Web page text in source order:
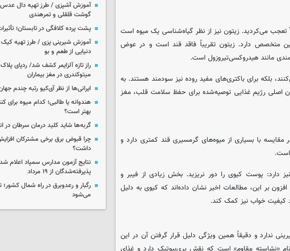
تعجب می‌کردید. زیتون نیز از نظر گیاه‌شناسی یک میوه است
متخصص دارد. زیتون تقریباً فاقد قند است و در عوض
مانند هیدروکسی‌تیروزول است.
بلکه برای باکتری‌های مفید روده نیز سودمند هستند. به
اصلی رژیم غذایی توصیه‌شده برای حفظ سلامت قلب، مغز
با بسیاری از میوه‌های گرمسیری قند کمتری دارد و
است.
پوست کیوی را دور نریزید. بخش زیادی از فیبر و
بر این، مطالعات اخیر نشان داده‌اند که کیوی به دلیل
کیفیت خواب نیز کمک کند.
ندارد و دقیقاً همین ویژگی دلیل قرار گرفتن آن در این
آموزش آشپزی / طرز تهیه دال عدس
گوشت قلقلی و تمرهندی
پشت پرده کلافگی در تابستان؛
آموزش شیرینی پزی / طرز تهیه کیک
دنیایی از طعم و بو
راز تازه آلزایمر کشف شد/ ردپای
میتوکندری در مغز بیماران
ایرانی‌ها از نظر آی‌کیو رتبه چندم
هندوانه یا طالبی؛ کدام‌ میوه برای
بهتر است؟
گربه‌ها شاید کلید درمان سرطان در
چرا قبوض برق برخی مشترکان
داشت؟
نتایج آزمون مدارس سمپاد اعلام
پذیرفته‌شدگان از ۱۹ مرداد
رگبار و رعدوبرق در راه شمال کشور؛
می‌شود